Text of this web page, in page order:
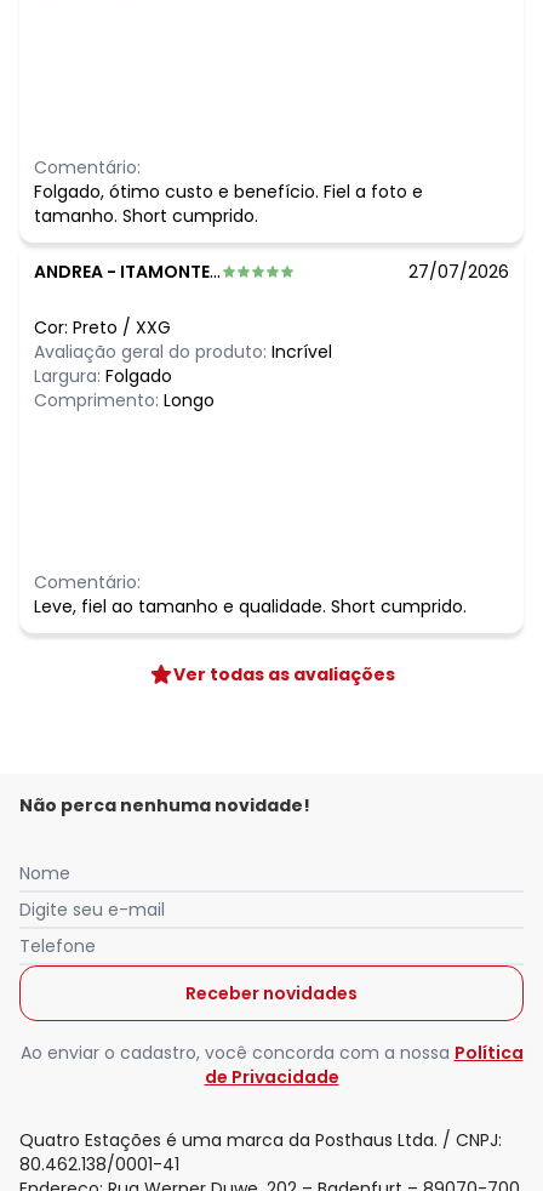
Comentário:
Folgado, ótimo custo e benefício. Fiel a foto e
tamanho. Short cumprido.
ANDREA - ITAMONTE - MG 27/07/2026
Cor: Preto / XXG
Avaliação geral do produto: Incrível
Largura: Folgado
Comprimento: Longo
Comentário:
Leve, fiel ao tamanho e qualidade. Short cumprido.
Ver todas as avaliações
Não perca nenhuma novidade!
Nome
Digite seu e-mail
Telefone
Receber novidades
Ao enviar o cadastro, você concorda com a nossa Política
de Privacidade
Quatro Estações é uma marca da Posthaus Ltda. / CNPJ:
80.462.138/0001-41